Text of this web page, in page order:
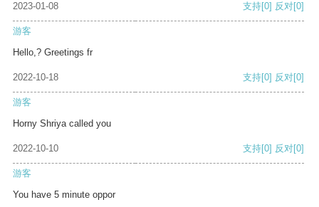
2023-01-08 支持[0] 反对[0]
游客
Hello,? Greetings fr
2022-10-18 支持[0] 反对[0]
游客
Horny Shriya called you
2022-10-10 支持[0] 反对[0]
游客
You have 5 minute oppor